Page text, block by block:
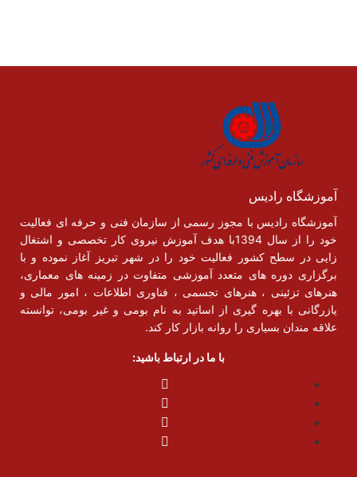
آموزشگاه رادیس
آموزشگاه رادیس با مجوز رسمی از سازمان فنی و حرفه ای فعالیت
خود را از سال 1394با هدف آموزش نیروی کار تخصصی و اشتغال
زایی در سطح کشور فعالیت خود را در شهر تبریز آغاز نموده و با
برگزاری دوره های متعدد آموزشی متفاوت در زمینه های معماری،
هنرهای تزئینی ، هنرهای تجسمی ، فناوری اطلاعات ، امور مالی و
یازرگانی با بهره گیری از اساتید به نام بومی و غیر بومی، توانسته
علاقه مندان بسیاری را روانه بازار کار کند.
با ما در ارتباط باشید: